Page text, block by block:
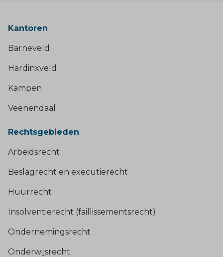
Kantoren
Barneveld
Hardinxveld
Kampen
Veenendaal
Rechtsgebieden
Arbeidsrecht
Beslagrecht en executierecht
Huurrecht
Insolventierecht (faillissementsrecht)
Ondernemingsrecht
Onderwijsrecht